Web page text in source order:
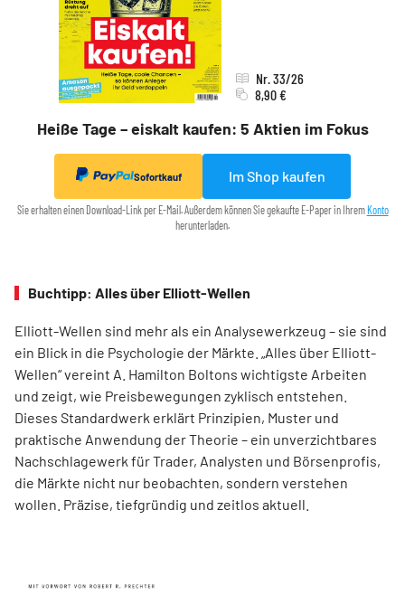
Heiße Tage – eiskalt kaufen: 5 Aktien im Fokus
Nr. 33/26
8,90 €
Sofortkauf Im Shop kaufen
Sie erhalten einen Download-Link per E-Mail. Außerdem können Sie gekaufte E-Paper in Ihrem Konto
herunterladen.
Buchtipp: Alles über Elliott-Wellen
Elliott-Wellen sind mehr als ein Analysewerkzeug – sie sind
ein Blick in die Psychologie der Märkte. „Alles über Elliott-
Wellen“ vereint A. Hamilton Boltons wichtigste Arbeiten
und zeigt, wie Preisbewegungen zyklisch entstehen.
Dieses Standardwerk erklärt Prinzipien, Muster und
praktische Anwendung der Theorie – ein unverzichtbares
Nachschlagewerk für Trader, Analysten und Börsenprofis,
die Märkte nicht nur beobachten, sondern verstehen
wollen. Präzise, tiefgründig und zeitlos aktuell.